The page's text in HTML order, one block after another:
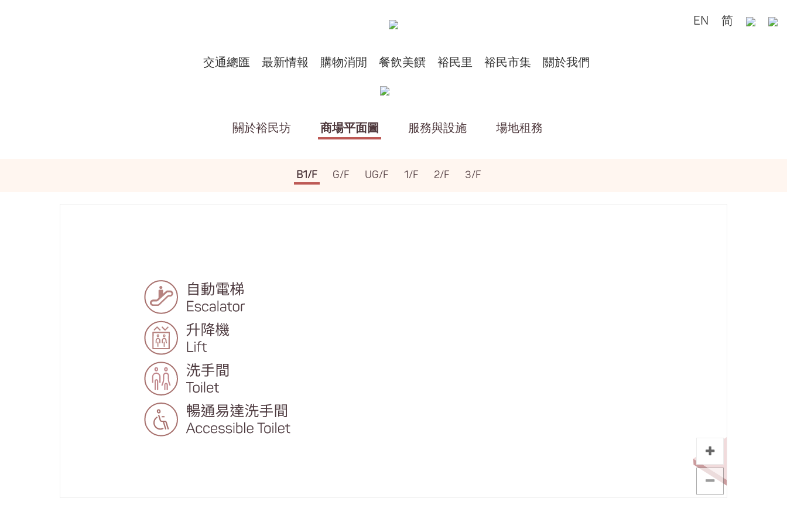
EN 简
交通總匯 最新情報 購物消閒 餐飲美饌 裕民里 裕民市集 關於我們
關於裕民坊 商場平面圖 服務與設施 場地租務
B1/F G/F UG/F 1/F 2/F 3/F